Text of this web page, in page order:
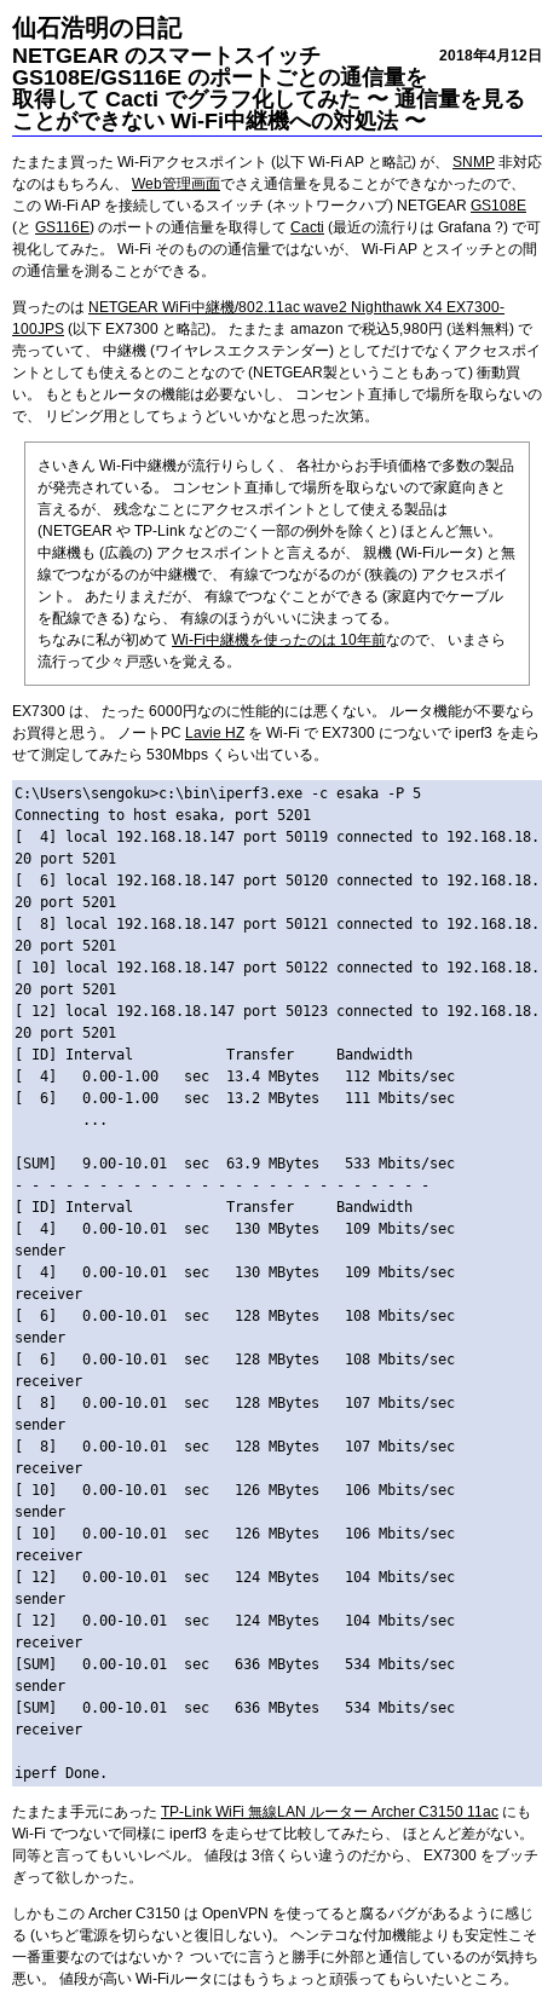
仙石浩明の日記
2018年4月12日
NETGEAR のスマートスイッチ
GS108E/GS116E のポートごとの通信量を
取得して Cacti でグラフ化してみた 〜 通信量を見る
ことができない Wi-Fi中継機への対処法 〜
たまたま買った Wi-Fiアクセスポイント (以下 Wi-Fi AP と略記) が、 SNMP 非対応
なのはもちろん、 Web管理画面でさえ通信量を見ることができなかったので、
この Wi-Fi AP を接続しているスイッチ (ネットワークハブ) NETGEAR GS108E
(と GS116E) のポートの通信量を取得して Cacti (最近の流行りは Grafana ?) で可
視化してみた。 Wi-Fi そのものの通信量ではないが、 Wi-Fi AP とスイッチとの間
の通信量を測ることができる。
買ったのは NETGEAR WiFi中継機/802.11ac wave2 Nighthawk X4 EX7300-
100JPS (以下 EX7300 と略記)。 たまたま amazon で税込5,980円 (送料無料) で
売っていて、 中継機 (ワイヤレスエクステンダー) としてだけでなくアクセスポイ
ントとしても使えるとのことなので (NETGEAR製ということもあって) 衝動買
い。 もともとルータの機能は必要ないし、 コンセント直挿しで場所を取らないの
で、 リビング用としてちょうどいいかなと思った次第。
さいきん Wi-Fi中継機が流行りらしく、 各社からお手頃価格で多数の製品
が発売されている。 コンセント直挿しで場所を取らないので家庭向きと
言えるが、 残念なことにアクセスポイントとして使える製品は
(NETGEAR や TP-Link などのごく一部の例外を除くと) ほとんど無い。
中継機も (広義の) アクセスポイントと言えるが、 親機 (Wi-Fiルータ) と無
線でつながるのが中継機で、 有線でつながるのが (狭義の) アクセスポイ
ント。 あたりまえだが、 有線でつなぐことができる (家庭内でケーブル
を配線できる) なら、 有線のほうがいいに決まってる。
ちなみに私が初めて Wi-Fi中継機を使ったのは 10年前なので、 いまさら
流行って少々戸惑いを覚える。
EX7300 は、 たった 6000円なのに性能的には悪くない。 ルータ機能が不要なら
お買得と思う。 ノートPC Lavie HZ を Wi-Fi で EX7300 につないで iperf3 を走ら
せて測定してみたら 530Mbps くらい出ている。
C:\Users\sengoku>c:\bin\iperf3.exe -c esaka -P 5
Connecting to host esaka, port 5201
[  4] local 192.168.18.147 port 50119 connected to 192.168.18.
20 port 5201
[  6] local 192.168.18.147 port 50120 connected to 192.168.18.
20 port 5201
[  8] local 192.168.18.147 port 50121 connected to 192.168.18.
20 port 5201
[ 10] local 192.168.18.147 port 50122 connected to 192.168.18.
20 port 5201
[ 12] local 192.168.18.147 port 50123 connected to 192.168.18.
20 port 5201
[ ID] Interval           Transfer     Bandwidth
[  4]   0.00-1.00   sec  13.4 MBytes   112 Mbits/sec
[  6]   0.00-1.00   sec  13.2 MBytes   111 Mbits/sec
[SUM]   9.00-10.01  sec  63.9 MBytes   533 Mbits/sec
- - - - - - - - - - - - - - - - - - - - - - - - -
[ ID] Interval           Transfer     Bandwidth
[  4]   0.00-10.01  sec   130 MBytes   109 Mbits/sec
sender
[  4]   0.00-10.01  sec   130 MBytes   109 Mbits/sec
receiver
[  6]   0.00-10.01  sec   128 MBytes   108 Mbits/sec
sender
[  6]   0.00-10.01  sec   128 MBytes   108 Mbits/sec
receiver
[  8]   0.00-10.01  sec   128 MBytes   107 Mbits/sec
sender
[  8]   0.00-10.01  sec   128 MBytes   107 Mbits/sec
receiver
[ 10]   0.00-10.01  sec   126 MBytes   106 Mbits/sec
sender
[ 10]   0.00-10.01  sec   126 MBytes   106 Mbits/sec
receiver
[ 12]   0.00-10.01  sec   124 MBytes   104 Mbits/sec
sender
[ 12]   0.00-10.01  sec   124 MBytes   104 Mbits/sec
receiver
[SUM]   0.00-10.01  sec   636 MBytes   534 Mbits/sec
sender
[SUM]   0.00-10.01  sec   636 MBytes   534 Mbits/sec
receiver
たまたま手元にあった TP-Link WiFi 無線LAN ルーター Archer C3150 11ac にも
Wi-Fi でつないで同様に iperf3 を走らせて比較してみたら、 ほとんど差がない。
同等と言ってもいいレベル。 値段は 3倍くらい違うのだから、 EX7300 をブッチ
ぎって欲しかった。
しかもこの Archer C3150 は OpenVPN を使ってると腐るバグがあるように感じ
る (いちど電源を切らないと復旧しない)。 ヘンテコな付加機能よりも安定性こそ
一番重要なのではないか？ ついでに言うと勝手に外部と通信しているのが気持ち
悪い。 値段が高い Wi-Fiルータにはもうちょっと頑張ってもらいたいところ。